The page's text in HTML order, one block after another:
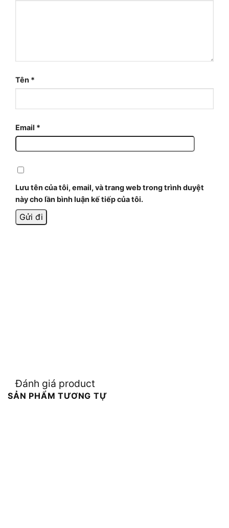
Tên *
Email *
Lưu tên của tôi, email, và trang web trong trình duyệt
này cho lần bình luận kế tiếp của tôi.
Đánh giá product
SẢN PHẨM TƯƠNG TỰ